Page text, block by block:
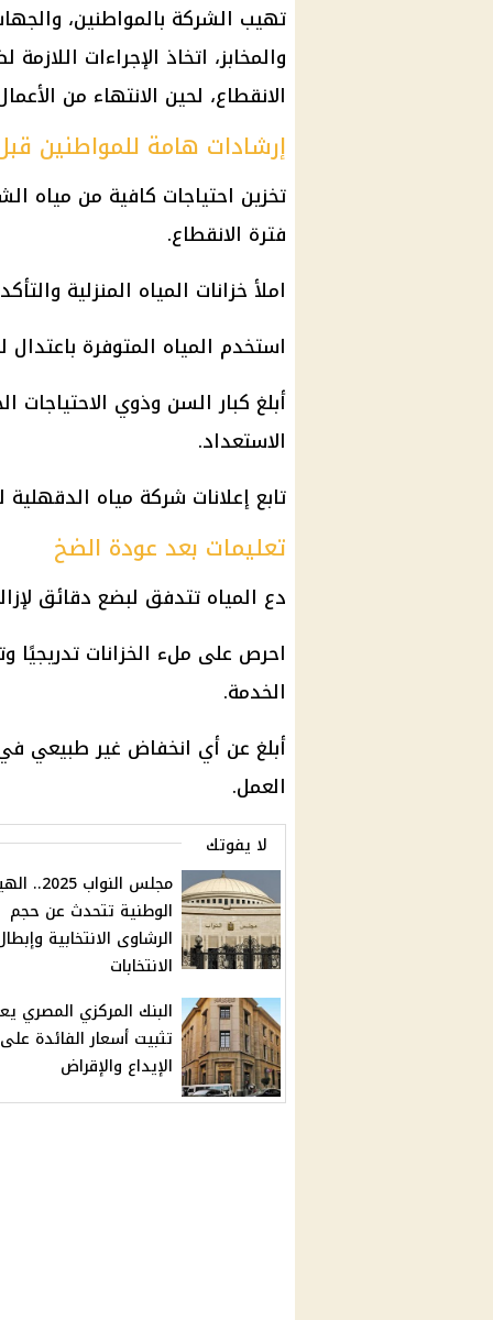
تهيب الشركة بالمواطنين،
والمخابز، اتخاذ الإجراءات
الانقطاع، لحين الانتهاء من
إرشادات هامة للمواطنين
تخزين احتياجات كافية من مياه
فترة الانقطاع.
املأ خزانات المياه المنزلية
استخدم المياه المتوفرة باعتدال
أبلغ كبار السن وذوي الاحتياجات
الاستعداد.
تابع إعلانات شركة مياه
تعليمات بعد عودة الضخ
دع المياه تتدفق لبضع دقائق
احرص على ملء الخزانات
الخدمة.
أبلغ عن أي انخفاض غير طبيعي
العمل.
لا يفوتك
مجلس النواب
الوطنية تتحدث عن حجم
الرشاوى الانتخابية
الانتخابات
البنك المركزي المصري
تثبيت أسعار الفائدة على
الإيداع والإقراض